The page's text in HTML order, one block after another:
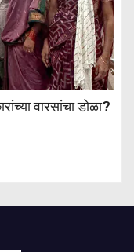
वारसांचा डोळा?